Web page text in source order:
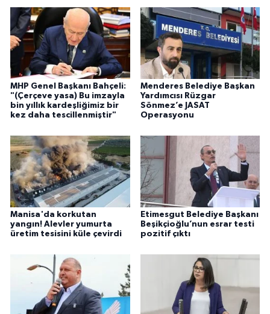
MHP Genel Başkanı Bahçeli:
"(Çerçeve yasa) Bu imzayla
bin yıllık kardeşliğimiz bir
kez daha tescillenmiştir"
Menderes Belediye Başkan
Yardımcısı Rüzgar
Sönmez’e JASAT
Operasyonu
Manisa'da korkutan
yangın! Alevler yumurta
üretim tesisini küle çevirdi
Etimesgut Belediye Başkanı
Beşikçioğlu’nun esrar testi
pozitif çıktı